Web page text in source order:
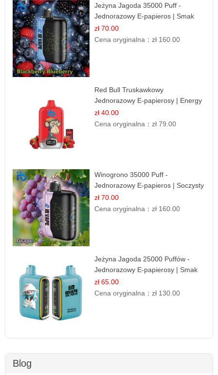
Jeżyna Jagoda 35000 Puff -
Jednorazowy E-papieros | Smak
Leśnych Owoców
zł 70.00
Cena oryginalna：zł 160.00
Red Bull Truskawkowy
Jednorazowy E-papierosy | Energy
Drink Smak
zł 40.00
Cena oryginalna：zł 79.00
Winogrono 35000 Puff -
Jednorazowy E-papieros | Soczysty
Smak Winogron
zł 70.00
Cena oryginalna：zł 160.00
Jeżyna Jagoda 25000 Puffów -
Jednorazowy E-papierosy | Smak
Leśnych Owoców
zł 65.00
Cena oryginalna：zł 130.00
Blog